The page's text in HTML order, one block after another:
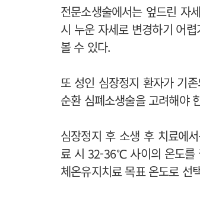
전문소생술에서는 엎드린 자
시 누운 자세로 변경하기 어
볼 수 있다.
또 성인 심장정지 환자가 기
순환 심폐소생술을 고려해야
심장정지 후 소생 후 치료에
료 시 32-36℃ 사이의 온도를
체온유지치료 목표 온도로 선